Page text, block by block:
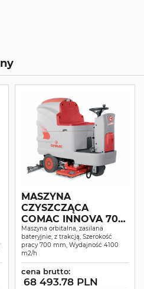
MASZYNA
CZYSZCZĄCA
COMAC INNOVA 70
BTO ORBITAL
Maszyna orbitalna, zasilana
bateryjnie, z trakcją, Szerokość
pracy 700 mm, Wydajność 4100
m2/h
cena brutto:
68 493.78 PLN